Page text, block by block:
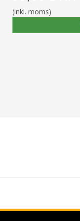
(inkl. moms)